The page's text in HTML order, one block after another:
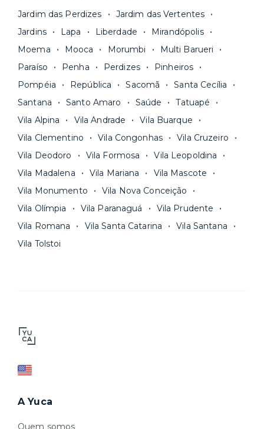
Jardim das Perdizes
Jardim das Vertentes
Jardins
Lapa Liberdade
Mirandópolis
Moema
Mooca Morumbi
Multi Barueri
Paraíso
Penha Perdizes
Pinheiros
Pompéia
República Sacomã
Santa Cecília
Santana
Santo Amaro Saúde
Tatuapé
Vila Alpina
Vila Andrade
Vila Buarque
Vila Clementino
Vila Congonhas
Vila Cruzeiro
Vila Deodoro
Vila Formosa
Vila Leopoldina
Vila Madalena
Vila Mariana
Vila Mascote
Vila Monumento
Vila Nova Conceição
Vila Olímpia
Vila Paranaguá
Vila Prudente
Vila Romana
Vila Santa Catarina
Vila Santana
Vila Tolstoi
A Yuca
Quem somos